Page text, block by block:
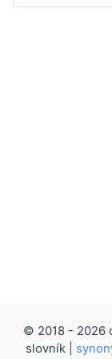
© 2018 - 2026
slovník |